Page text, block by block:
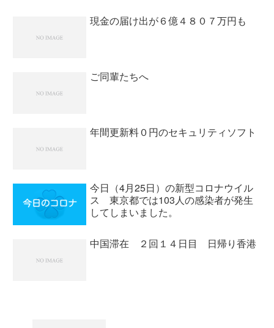
現金の届け出が６億４８０７万円も
ご同輩たちへ
年間更新料０円のセキュリティソフト
今日（4月25日）の新型コロナウイル
ス 東京都では103人の感染者が発生
してしまいました。
中国滞在 ２回１４日目 日帰り香港